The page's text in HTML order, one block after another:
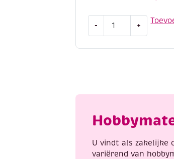
-
assortiment
pink
+
U vindt als zakelijke
variërend van